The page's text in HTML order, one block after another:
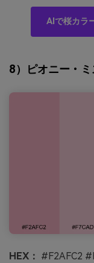
AIで桜カラ
8）ピオニー・ミ
HEX： #F2AFC2